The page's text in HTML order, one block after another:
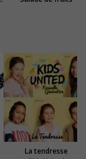
La tendresse